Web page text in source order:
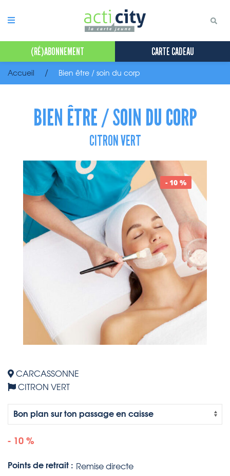
(RÉ)ABONNEMENT CARTE CADEAU
Accueil Bien être / soin du corp
BIEN ÊTRE / SOIN DU CORP
CITRON VERT
- 10 %
CARCASSONNE
CITRON VERT
- 10 %
Points de retrait : Remise directe